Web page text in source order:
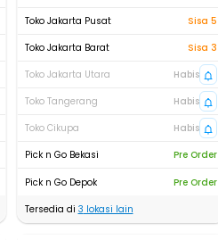
Toko Jakarta Pusat
Sisa 5
Toko Jakarta Barat
Sisa 3
Toko Jakarta Utara
Habis
Toko Tangerang
Habis
Toko Cikupa
Habis
Pick n Go Bekasi
Pre Order
Pick n Go Depok
Pre Order
Tersedia di 3 lokasi lain